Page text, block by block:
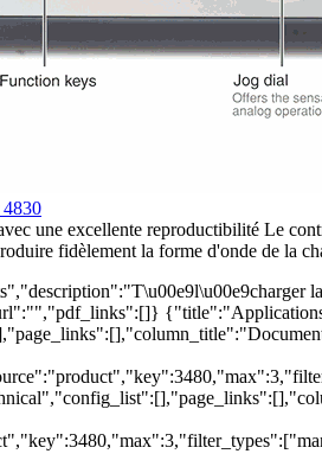
4830
une excellente reproductibilité Le
fidèlement la forme d'onde de la